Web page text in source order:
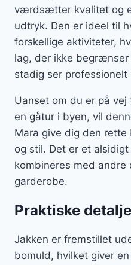
værdsætter kvalitet og
udtryk. Den er ideel til
forskellige aktiviteter,
lag, der ikke
stadig ser professionelt
Uanset om du er på
en gåtur i byen, vil
Mara give dig den
og stil. Det er et
kombineres med
garderobe.
Praktiske
Jakken er fremstillet
bomuld, hvilket giver